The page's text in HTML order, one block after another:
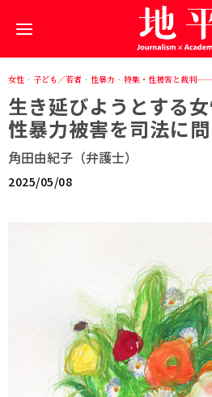
女性 · 子ども／若者 · 性暴力 · 特集・性被害と裁判
生き延びようとする女
性暴力被害を司法に
角田由紀子（弁護士）
2025/05/08